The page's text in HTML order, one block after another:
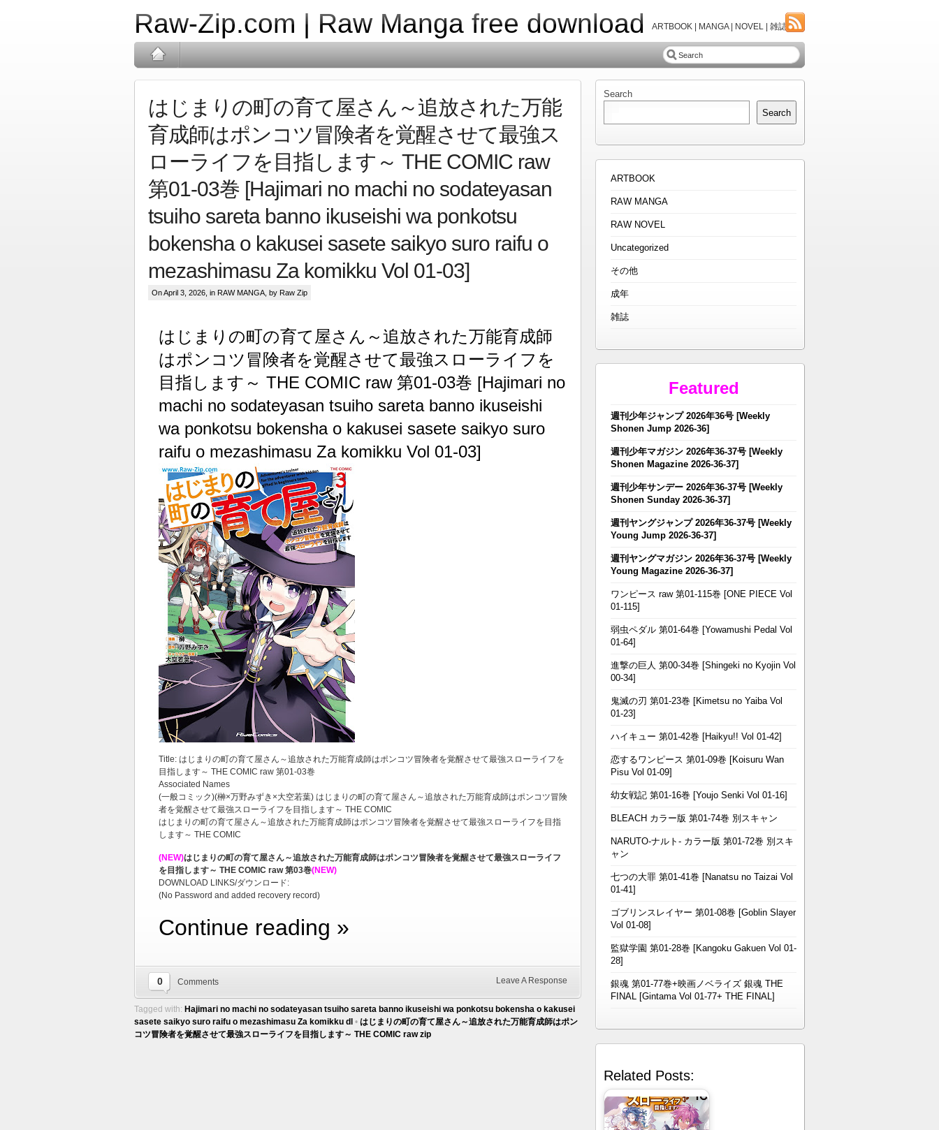
Raw-Zip.com | Raw Manga free download ARTBOOK | MANGA | NOVEL | 雑誌
はじまりの町の育て屋さん～追放された万能
育成師はポンコツ冒険者を覚醒させて最強ス
ローライフを目指します～ THE COMIC raw
第01-03巻 [Hajimari no machi no sodateyasan
tsuiho sareta banno ikuseishi wa ponkotsu
bokensha o kakusei sasete saikyo suro raifu o
mezashimasu Za komikku Vol 01-03]
On April 3, 2026, in RAW MANGA , by Raw Zip
はじまりの町の育て屋さん～追放された万能育成師
はポンコツ冒険者を覚醒させて最強スローライフを
目指します～ THE COMIC raw 第01-03巻 [Hajimari no
machi no sodateyasan tsuiho sareta banno ikuseishi
wa ponkotsu bokensha o kakusei sasete saikyo suro
raifu o mezashimasu Za komikku Vol 01-03]
Title: はじまりの町の育て屋さん～追放された万能育成師はポンコツ冒険者を覚醒させて最強スローライフを
目指します～ THE COMIC raw 第01-03巻
Associated Names
(一般コミック)(榊×万野みずき×大空若葉) はじまりの町の育て屋さん～追放された万能育成師はポンコツ冒険
者を覚醒させて最強スローライフを目指します～ THE COMIC
はじまりの町の育て屋さん～追放された万能育成師はポンコツ冒険者を覚醒させて最強スローライフを目指
します～ THE COMIC
(NEW)はじまりの町の育て屋さん～追放された万能育成師はポンコツ冒険者を覚醒させて最強スローライフ
を目指します～ THE COMIC raw 第03巻(NEW)
DOWNLOAD LINKS/ダウンロード:
(No Password and added recovery record)
Continue reading »
0 Comments Leave A Response
Tagged with: Hajimari no machi no sodateyasan tsuiho sareta banno ikuseishi wa ponkotsu bokensha o kakusei
sasete saikyo suro raifu o mezashimasu Za komikku dl • はじまりの町の育て屋さん～追放された万能育成師はポン
コツ冒険者を覚醒させて最強スローライフを目指します～ THE COMIC raw zip
Search
Search
ARTBOOK
RAW MANGA
RAW NOVEL
Uncategorized
その他
成年
雑誌
Featured
週刊少年ジャンプ 2026年36号 [Weekly
Shonen Jump 2026-36]
週刊少年マガジン 2026年36-37号 [Weekly
Shonen Magazine 2026-36-37]
週刊少年サンデー 2026年36-37号 [Weekly
Shonen Sunday 2026-36-37]
週刊ヤングジャンプ 2026年36-37号 [Weekly
Young Jump 2026-36-37]
週刊ヤングマガジン 2026年36-37号 [Weekly
Young Magazine 2026-36-37]
ワンピース raw 第01-115巻 [ONE PIECE Vol
01-115]
弱虫ペダル 第01-64巻 [Yowamushi Pedal Vol
01-64]
進撃の巨人 第00-34巻 [Shingeki no Kyojin Vol
00-34]
鬼滅の刃 第01-23巻 [Kimetsu no Yaiba Vol
01-23]
ハイキュー 第01-42巻 [Haikyu!! Vol 01-42]
恋するワンピース 第01-09巻 [Koisuru Wan
Pisu Vol 01-09]
幼女戦記 第01-16巻 [Youjo Senki Vol 01-16]
BLEACH カラー版 第01-74巻 別スキャン
NARUTO-ナルト- カラー版 第01-72巻 別スキ
ャン
七つの大罪 第01-41巻 [Nanatsu no Taizai Vol
01-41]
ゴブリンスレイヤー 第01-08巻 [Goblin Slayer
Vol 01-08]
監獄学園 第01-28巻 [Kangoku Gakuen Vol 01-
28]
銀魂 第01-77巻+映画ノベライズ 銀魂 THE
FINAL [Gintama Vol 01-77+ THE FINAL]
Related Posts: